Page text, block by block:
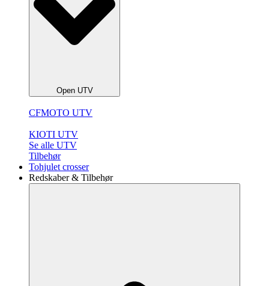
Open UTV
CFMOTO UTV
KIOTI UTV
Se alle UTV
Tilbehør
Tohjulet crosser
Redskaber & Tilbehør